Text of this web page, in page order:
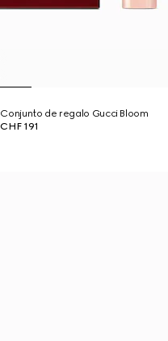
Conjunto de regalo Gucci Bloom
CHF 191